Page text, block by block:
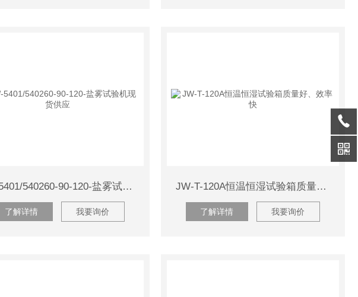
JW-5401/540260-90-120-盐雾试验机现货供应
了解详情 我要询价
JW-T-120A恒温恒湿试验箱质量好、效率快
了解详情 我要询价